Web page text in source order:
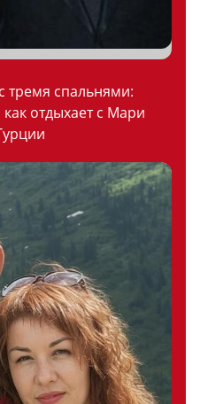
тремя спальнями:
отдыхает с Мари